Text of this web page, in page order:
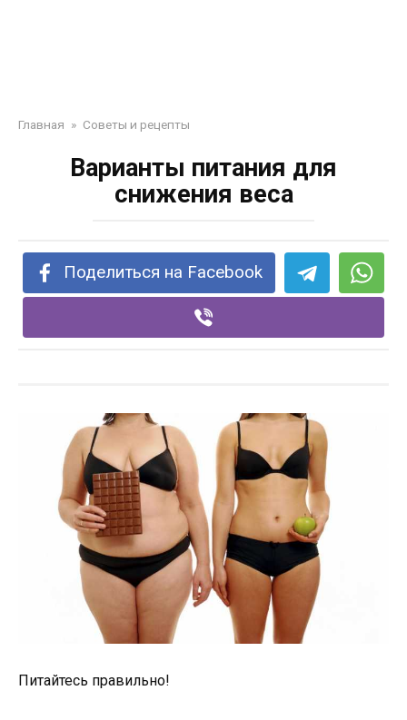
Главная » Советы и рецепты
Варианты питания для
снижения веса
Поделиться на Facebook
Питайтесь правильно!